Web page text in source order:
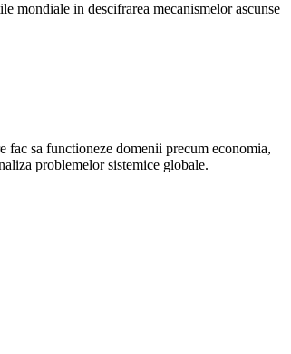
mondiale in descifrarea mecanismelor ascunse
fac sa functioneze domenii precum economia,
problemelor sistemice globale.